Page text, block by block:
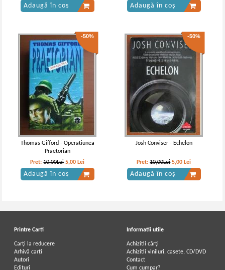
Adaugă în coș Adaugă în coș
-50%
Thomas Gifford - Operatiunea
Praetorian
Pret:10,00Lei 5,00 Lei
Adaugă în coș
-50%
Josh Conviser - Echelon
Pret:10,00Lei 5,00 Lei
Adaugă în coș
Printre Carti
Carți la reducere
Arhivă carți
Autori
Edituri
Informatii utile
Achizitii cărți
Achizitii viniluri, casete, CD/DVD
Contact
Cum cumpar?